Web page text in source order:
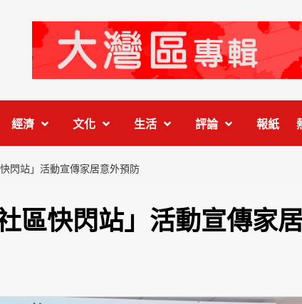
經濟 文化 生活 評論 報紙
閃站」活動宣傳家居意外預防
區快閃站」活動宣傳家